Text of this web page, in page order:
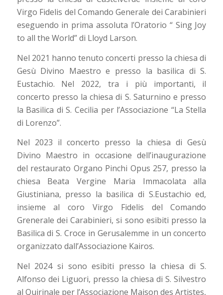
Virgo Fidelis del Comando Generale dei Carabinieri
eseguendo in prima assoluta l’Oratorio “ Sing Joy
to all the World” di Lloyd Larson.
Nel 2021 hanno tenuto concerti presso la chiesa di
Gesù Divino Maestro e presso la basilica di S.
Eustachio. Nel 2022, tra i più importanti, il
concerto presso la chiesa di S. Saturnino e presso
la Basilica di S. Cecilia per l’Associazione “La Stella
di Lorenzo”.
Nel 2023 il concerto presso la chiesa di Gesù
Divino Maestro in occasione dell’inaugurazione
del restaurato Organo Pinchi Opus 257, presso la
chiesa Beata Vergine Maria Immacolata alla
Giustiniana, presso la basilica di S.Eustachio ed,
insieme al coro Virgo Fidelis del Comando
Grenerale dei Carabinieri, si sono esibiti presso la
Basilica di S. Croce in Gerusalemme in un concerto
organizzato dall’Associazione Kairos.
Nel 2024 si sono esibiti presso la chiesa di S.
Alfonso dei Liguori, presso la chiesa di S. Silvestro
al Quirinale per l’Associazione Maison des Artistes,